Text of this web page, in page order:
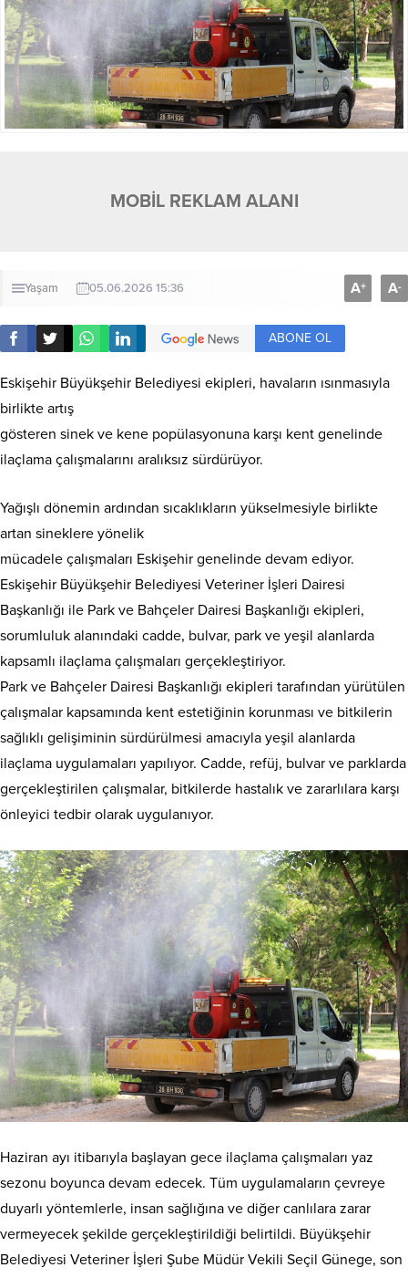
MOBİL REKLAM ALANI
Yaşam 05.06.2026 15:36 A+ A-
ABONE OL
Eskişehir Büyükşehir Belediyesi ekipleri, havaların ısınmasıyla
birlikte artış
gösteren sinek ve kene popülasyonuna karşı kent genelinde
ilaçlama çalışmalarını aralıksız sürdürüyor.
Yağışlı dönemin ardından sıcaklıkların yükselmesiyle birlikte
artan sineklere yönelik
mücadele çalışmaları Eskişehir genelinde devam ediyor.
Eskişehir Büyükşehir Belediyesi Veteriner İşleri Dairesi
Başkanlığı ile Park ve Bahçeler Dairesi Başkanlığı ekipleri,
sorumluluk alanındaki cadde, bulvar, park ve yeşil alanlarda
kapsamlı ilaçlama çalışmaları gerçekleştiriyor.
Park ve Bahçeler Dairesi Başkanlığı ekipleri tarafından yürütülen
çalışmalar kapsamında kent estetiğinin korunması ve bitkilerin
sağlıklı gelişiminin sürdürülmesi amacıyla yeşil alanlarda
ilaçlama uygulamaları yapılıyor. Cadde, refüj, bulvar ve parklarda
gerçekleştirilen çalışmalar, bitkilerde hastalık ve zararlılara karşı
önleyici tedbir olarak uygulanıyor.
Haziran ayı itibarıyla başlayan gece ilaçlama çalışmaları yaz
sezonu boyunca devam edecek. Tüm uygulamaların çevreye
duyarlı yöntemlerle, insan sağlığına ve diğer canlılara zarar
vermeyecek şekilde gerçekleştirildiği belirtildi. Büyükşehir
Belediyesi Veteriner İşleri Şube Müdür Vekili Seçil Günege, son